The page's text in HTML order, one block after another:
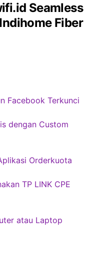
Seamless
Fiber
Facebook Terkunci
dengan Custom
Orderkuota
TP LINK CPE
atau Laptop